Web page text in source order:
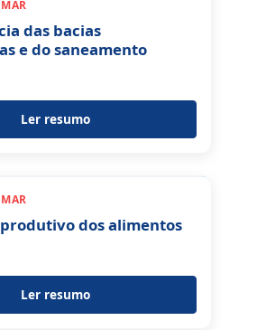
das bacias
e do saneamento
Ler resumo
dos alimentos
Ler resumo